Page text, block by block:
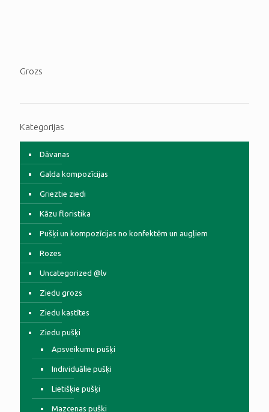
Grozs
Kategorijas
Dāvanas
Galda kompozīcijas
Grieztie ziedi
Kāzu floristika
Pušķi un kompozīcijas no konfektēm un augļiem
Rozes
Uncategorized @lv
Ziedu grozs
Ziedu kastītes
Ziedu pušķi
Apsveikumu pušķi
Individuālie pušķi
Lietišķie pušķi
Mazcenas pušķi